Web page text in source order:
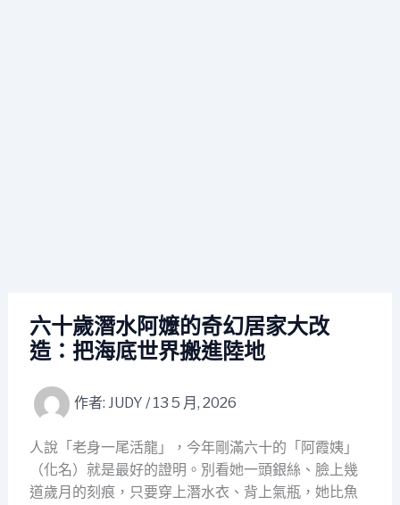
六十歲潛水阿嬤的奇幻居家大改
造：把海底世界搬進陸地
作者: JUDY /13 5 月, 2026
人說「老身一尾活龍」，今年剛滿六十的「阿霞姨」
（化名）就是最好的證明。別看她一頭銀絲、臉上幾
道歲月的刻痕，只要穿上潛水衣、背上氣瓶，她比魚